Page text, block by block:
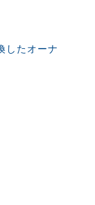
したオーナ